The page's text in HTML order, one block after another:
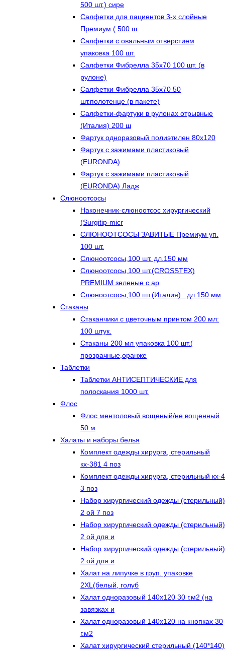
500 шт.) сире
Салфетки для пациентов 3-х слойные
Премиум ( 500 ш
Салфетки с овальным отверстием
упаковка 100 шт.
Салфетки Фибрелла 35х70 100 шт. (в
рулоне)
Салфетки Фибрелла 35х70 50
шт.полотенце (в пакете)
Салфетки-фартуки в рулонах отрывные
(Италия) 200 ш
Фартук одноразовый полиэтилен 80х120
Фартук с зажимами пластиковый
(EURONDA)
Фартук с зажимами пластиковый
(EURONDA) Ладж
Слюноотсосы
Наконечник-слюноотсос хирургический
(Surgitip-micr
СЛЮНООТСОСЫ ЗАВИТЫЕ Премиум уп.
100 шт.
Слюноотсосы,100 шт. дл.150 мм
Слюноотсосы,100 шт.(CROSSTEX)
PREMIUM зеленые с ар
Слюноотсосы,100 шт.(Италия) . дл.150 мм
Стаканы
Стаканчики с цветочным принтом 200 мл:
100 штук.
Стаканы 200 мл упаковка 100 шт.(
прозрачные,оранже
Таблетки
Таблетки АНТИСЕПТИЧЕСКИЕ для
полоскания 1000 шт.
Флос
Флос ментоловый вощеный/не вощенный
50 м
Халаты и наборы белья
Комплект одежды хирурга, стерильный
кх-381 4 поз
Комплект одежды хирурга, стерильный кх-4
3 поз
Набор хирургический одежды (стерильный)
2 ой 7 поз
Набор хирургический одежды (стерильный)
2 ой для и
Набор хирургический одежды (стерильный)
2 ой для и
Халат на липучке в груп. упаковке
2XL(белый, голуб
Халат одноразовый 140х120 30 г.м2 (на
завязках и
Халат одноразовый 140х120 на кнопках 30
г.м2
Халат хирургический стерильный (140*140)